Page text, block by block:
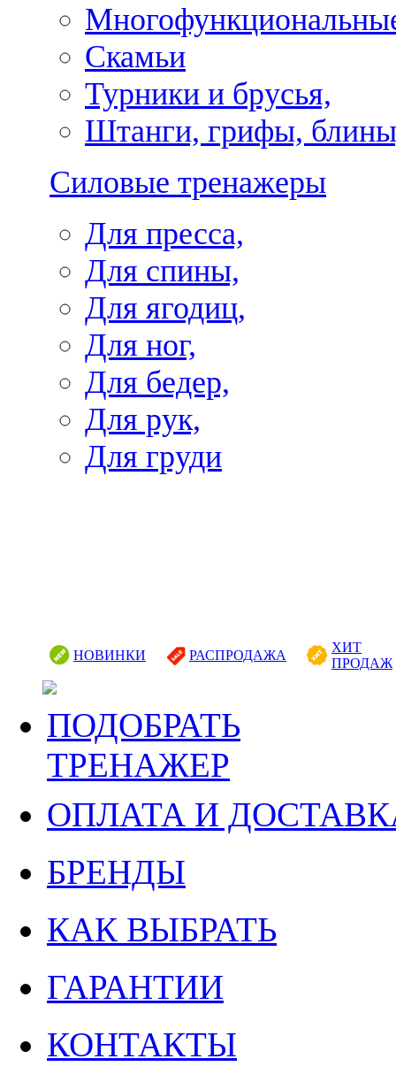
Скамьи
Турники и брусья,
Штанги, грифы,
Силовые тренажеры
Для пресса,
Для спины,
Для ягодиц,
Для ног,
Для бедер,
Для рук,
Для груди
НОВИНКИ РАСПРОДАЖА
ХИТ
ПРОДАЖ
ПОДОБРАТЬ
ТРЕНАЖЕР
ОПЛАТА И
БРЕНДЫ
КАК ВЫБРАТЬ
ГАРАНТИИ
КОНТАКТЫ